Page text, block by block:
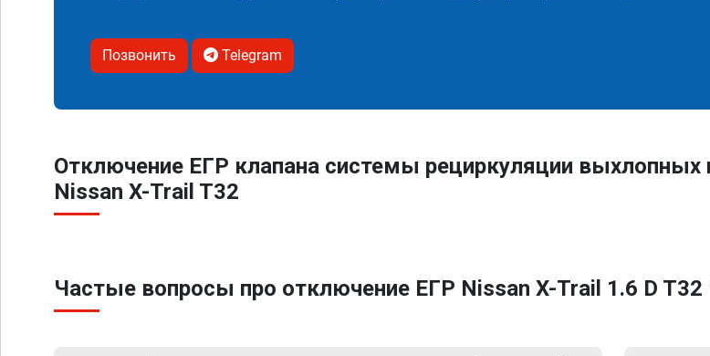
Позвонить Telegram
Отключение ЕГР клапана системы рециркуляции выхлопных
Nissan X-Trail T32
Частые вопросы про отключение ЕГР Nissan X-Trail 1.6 D T32